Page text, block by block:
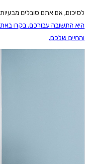
לסיכום, אם אתם סובלים
היא התשובה עבורכם. בקרו
והחיים שלכם.